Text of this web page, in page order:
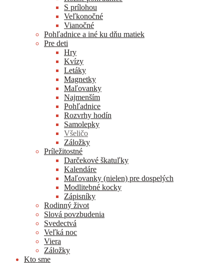
S prílohou
Veľkonočné
Vianočné
Pohľadnice a iné ku dňu matiek
Pre deti
Hry
Kvízy
Letáky
Magnetky
Maľovanky
Najmenším
Pohľadnice
Rozvrhy hodín
Samolepky
Všeličo
Záložky
Príležitostné
Darčekové škatuľky
Kalendáre
Maľovanky (nielen) pre dospelých
Modlitebné kocky
Zápisníky
Rodinný život
Slová povzbudenia
Svedectvá
Veľká noc
Viera
Záložky
Kto sme